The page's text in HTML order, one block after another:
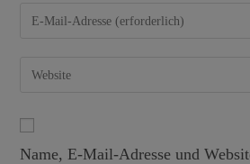
Name, E-Mail-Adresse und